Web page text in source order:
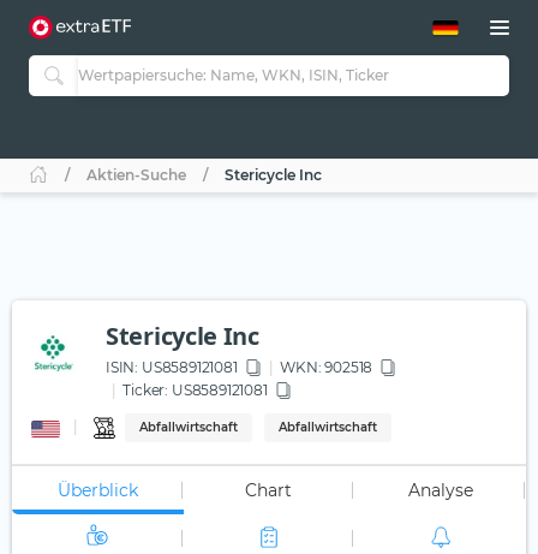
ETF-Guide 2.0
Guide Aktive ETFs
ETF-Sparpläne
Aktien-Suche Stericycle Inc
Stericycle Inc
ISIN: US8589121081 WKN: 902518
Ticker: US8589121081
Abfallwirtschaft Abfallwirtschaft
Überblick Chart Analyse